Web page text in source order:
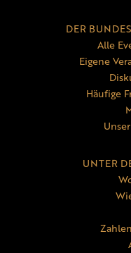
DER
Alle
Eigene
Häufige
UNTER